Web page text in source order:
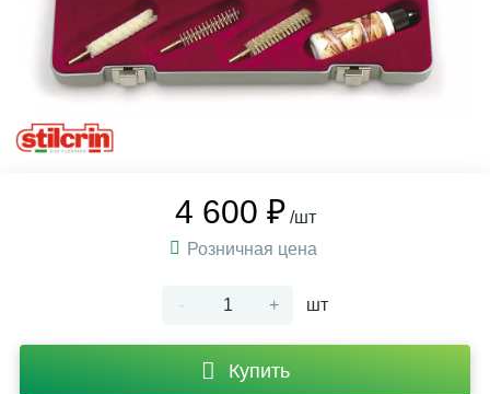
4 600 ₽ /шт
Розничная цена
- + шт
Купить